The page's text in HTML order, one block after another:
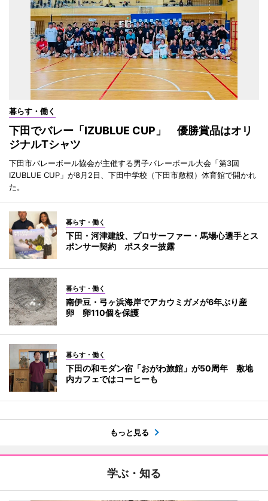
暮らす・働く
下田でバレー「IZUBLUE CUP」 優勝賞品はオリ
ジナルTシャツ
下田市バレーボール協会が主催する男子バレーボール大会「第3回
IZUBLUE CUP」が8月2日、下田中学校（下田市敷根）体育館で開かれ
た。
暮らす・働く
下田・河津建設、プロサーファー・馬場心選手とス
ポンサー契約 ポスター披露
暮らす・働く
南伊豆・弓ヶ浜海岸でアカウミガメが6年ぶり産
卵 卵110個を保護
暮らす・働く
下田の和モダン宿「おがわ旅館」が50周年 敷地
内カフェではコーヒーも
もっと見る
学ぶ・知る